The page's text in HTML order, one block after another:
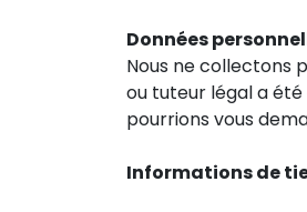
Données
Nous ne collectons
ou tuteur légal a été
pourrions vous
Informations de